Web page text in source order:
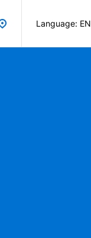
Language: EN